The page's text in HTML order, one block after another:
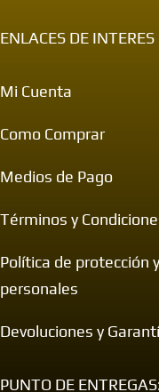
ENLACES DE INTERES
Mi Cuenta
Como Comprar
Medios de Pago
Términos y
Política de protección
personales
Devoluciones y
PUNTO DE